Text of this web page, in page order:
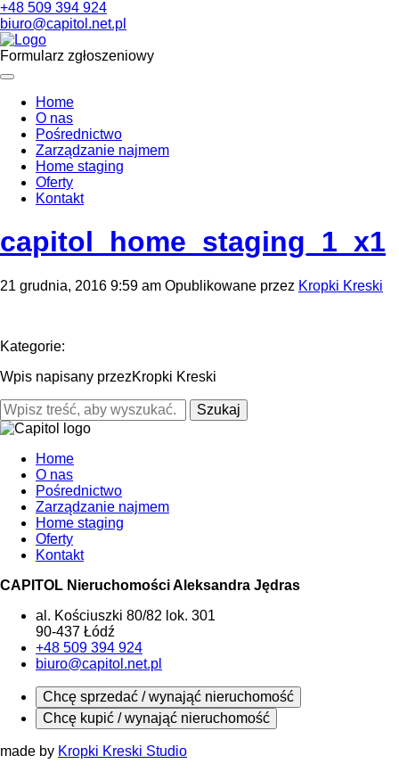
+48 509 394 924
biuro@capitol.net.pl
Formularz zgłoszeniowy
Home
O nas
Pośrednictwo
Zarządzanie najmem
Home staging
Oferty
Kontakt
capitol_home_staging_1_x1
21 grudnia, 2016 9:59 am Opublikowane przez Kropki Kreski
Kategorie:
Wpis napisany przezKropki Kreski
Szukaj
Home
O nas
Pośrednictwo
Zarządzanie najmem
Home staging
Oferty
Kontakt
CAPITOL Nieruchomości Aleksandra Jędras
al. Kościuszki 80/82 lok. 301
90-437 Łódź
+48 509 394 924
biuro@capitol.net.pl
Chcę sprzedać / wynająć nieruchomość
Chcę kupić / wynająć nieruchomość
made by Kropki Kreski Studio